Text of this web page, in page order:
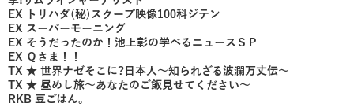
EX トリハダ(秘)スクープ映像100科ジテン
EX スーパーモーニング
EX そうだったのか！池上彰の学べるニュースＳＰ
EX Ｑさま！！
TX ★ 世界ナゼそこに?日本人～知られざる波瀾万丈伝～
TX ★ 昼めし旅～あなたのご飯見せてください～
RKB 豆ごはん。